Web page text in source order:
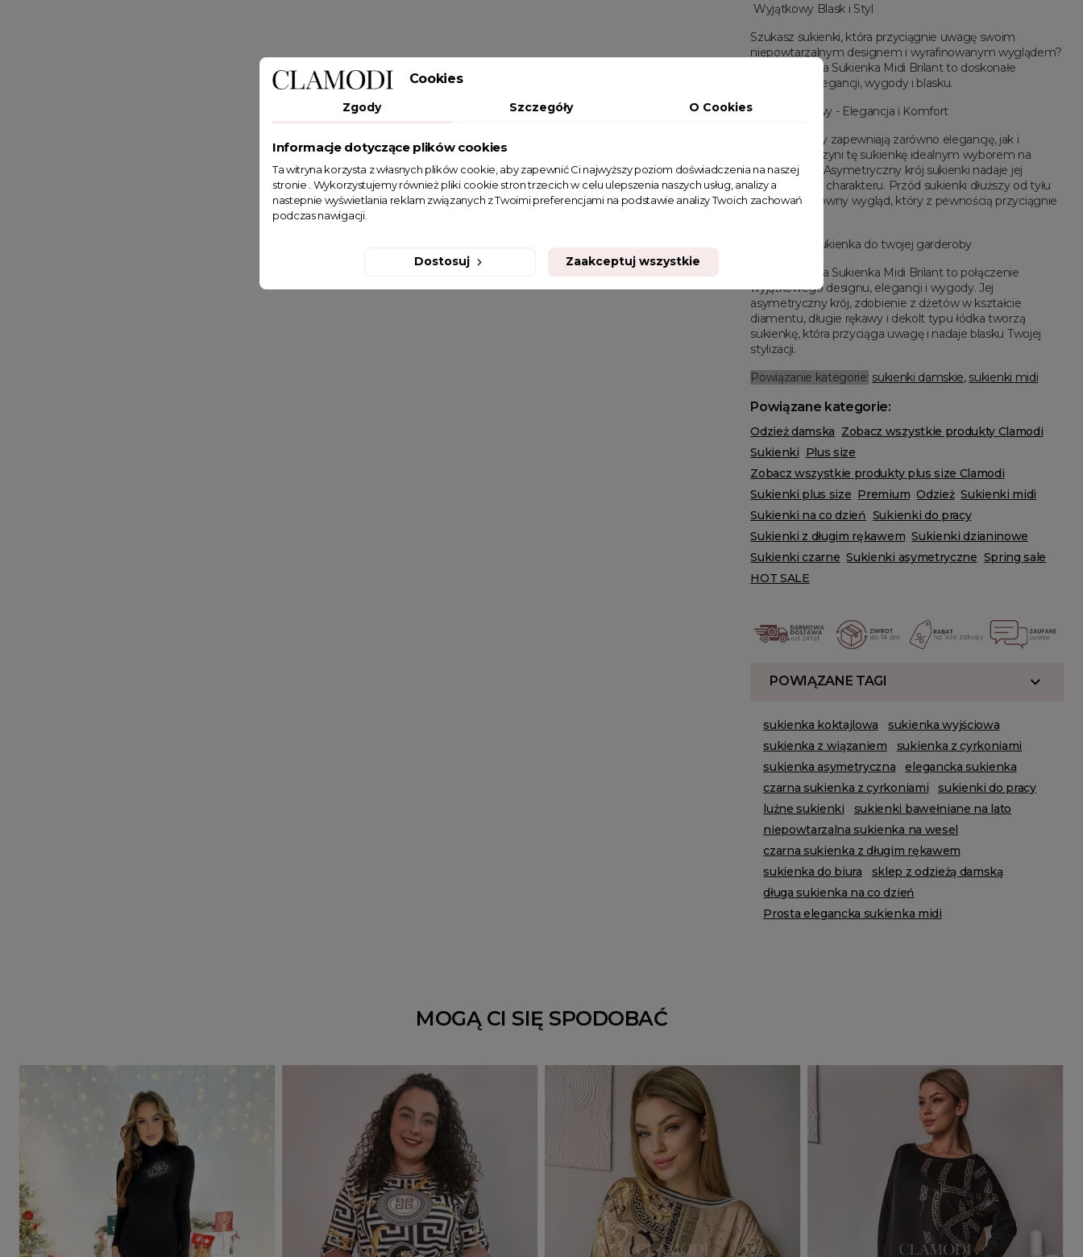
Wyjątkowy Blask i Styl
Szukasz sukienki, która przyciągnie uwagę swoim
niepowtarzalnym designem i wyrafinowanym wyglądem?
Asymetryczna Sukienka Midi Brilant to doskonałe
połączenie elegancji, wygody i blasku.
Długie Rękawy - Elegancja i Komfort
Długie rękawy zapewniają zarówno elegancję, jak i
komfort, co czyni tę sukienkę idealnym wyborem na
różne okazje. Asymetryczny krój sukienki nadaje jej
wyjątkowego charakteru. Przód sukienki dłuższy od tyłu
tworzy efektowny wygląd, który z pewnością przyciągnie
Wyjątkowa sukienka do twojej garderoby
Asymetryczna Sukienka Midi Brilant to połączenie
wyjątkowego designu, elegancji i wygody. Jej
asymetryczny krój, zdobienie z dżetów w kształcie
diamentu, długie rękawy i dekolt typu łódka tworzą
sukienkę, która przyciąga uwagę i nadaje blasku Twojej
stylizacji.
Powiązanie kategorie: sukienki damskie, sukienki midi
Powiązane kategorie:
Odzież damska Zobacz wszystkie produkty Clamodi
Sukienki Plus size
Zobacz wszystkie produkty plus size Clamodi
Sukienki plus size Premium Odzież Sukienki midi
Sukienki na co dzień Sukienki do pracy
Sukienki z długim rękawem Sukienki dzianinowe
Sukienki czarne Sukienki asymetryczne Spring sale
HOT SALE
POWIĄZANE TAGI
sukienka koktajlowa
sukienka wyjściowa
sukienka z wiązaniem
sukienka z cyrkoniami
sukienka asymetryczna
elegancka sukienka
czarna sukienka z cyrkoniami
sukienki do pracy
luźne sukienki
sukienki bawełniane na lato
niepowtarzalna sukienka na wesel
czarna sukienka z długim rękawem
sukienka do biura
sklep z odzieżą damską
długa sukienka na co dzień
Prosta elegancka sukienka midi
MOGĄ CI SIĘ SPODOBAĆ
Cookies
Zgody Szczegóły O Cookies
Informacje dotyczące plików cookies
Ta witryna korzysta z własnych plików cookie, aby zapewnić Ci najwyższy poziom doświadczenia na naszej
stronie . Wykorzystujemy również pliki cookie stron trzecich w celu ulepszenia naszych usług, analizy a
nastepnie wyświetlania reklam związanych z Twoimi preferencjami na podstawie analizy Twoich zachowań
podczas nawigacji.
Dostosuj Zaakceptuj wszystkie